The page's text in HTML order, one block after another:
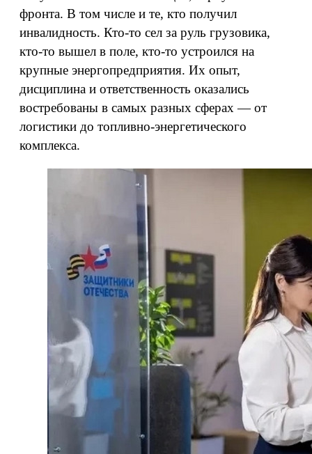
фронта. В том числе и те, кто получил
инвалидность. Кто-то сел за руль грузовика,
кто-то вышел в поле, кто-то устроился на
крупные энергопредприятия. Их опыт,
дисциплина и ответственность оказались
востребованы в самых разных сферах — от
логистики до топливно-энергетического
комплекса.